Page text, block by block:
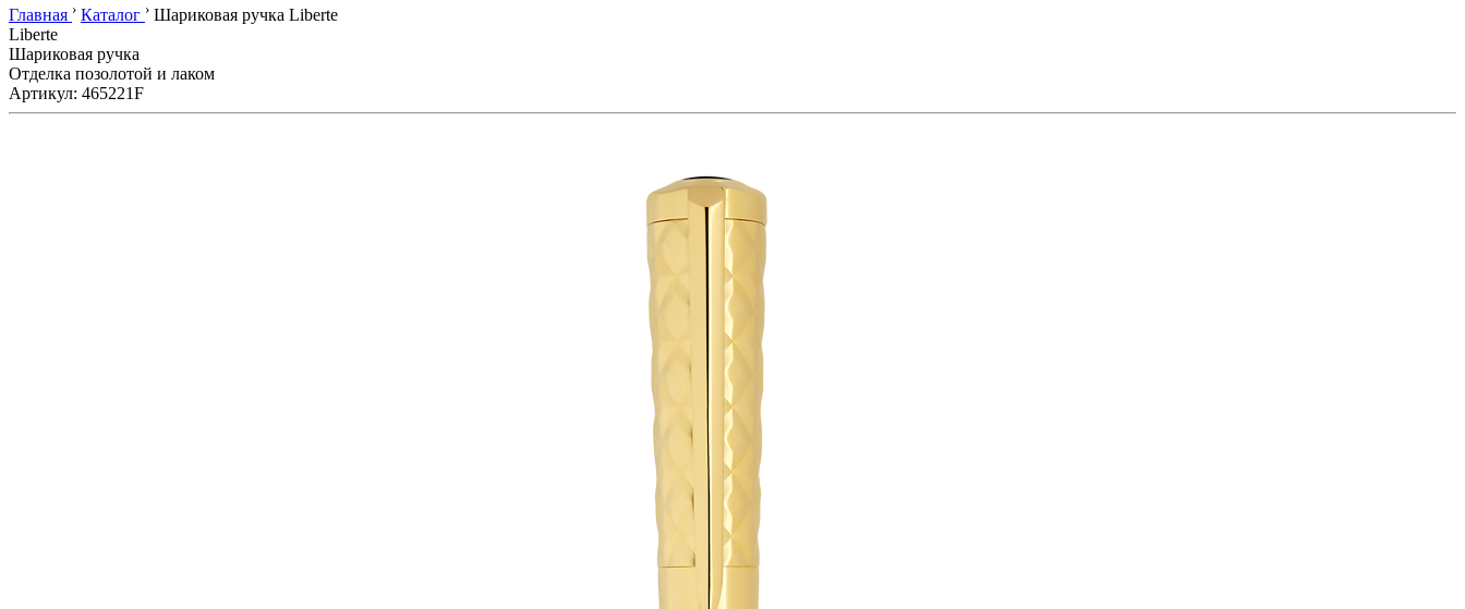
Главная › Каталог › Шариковая ручка Liberte
Liberte
Шариковая ручка
Отделка позолотой и лаком
Артикул: 465221F